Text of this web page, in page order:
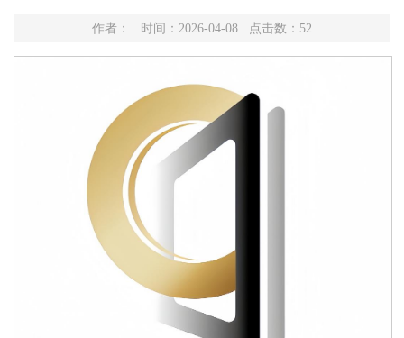
作者： 时间：2026-04-08 点击数： 52